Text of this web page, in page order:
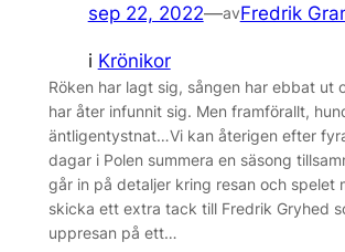
sep 22, 2022—avFredrik
i Krönikor
Röken har lagt sig, sången har ebbat ut
har åter infunnit sig. Men framförallt,
äntligentystnat…Vi kan återigen efter
dagar i Polen summera en säsong
går in på detaljer kring resan och spelet
skicka ett extra tack till Fredrik Gryhed
uppresan på ett…